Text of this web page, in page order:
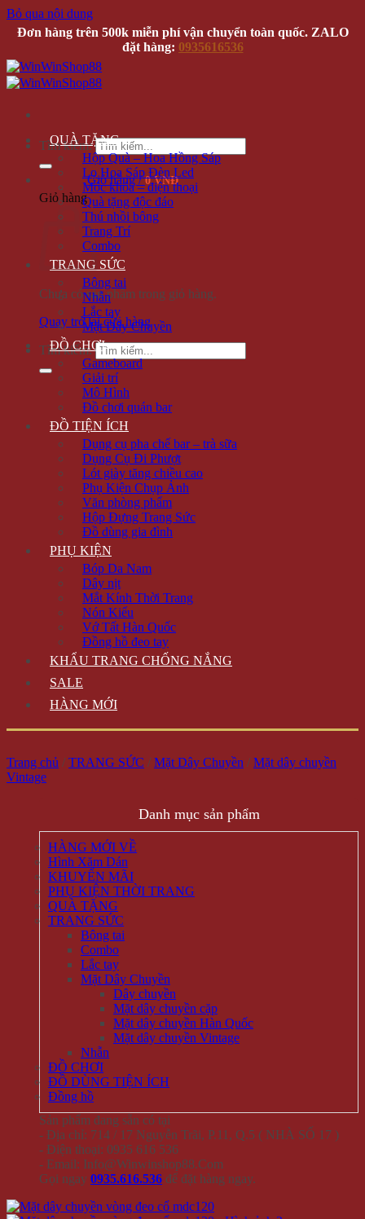
Bỏ qua nội dung
Đơn hàng trên 500k miễn phí vận chuyển toàn quốc. ZALO
đặt hàng: 0935616536
Tìm kiếm:
Giỏ hàng /0 VNĐ
Giỏ hàng
Chưa có sản phẩm trong giỏ hàng.
Quay trở lại cửa hàng
Tìm kiếm:
QUÀ TẶNG
Hộp Quà – Hoa Hồng Sáp
Lọ Hoa Sáp Đèn Led
Móc khóa – điện thoại
Quà tặng độc đáo
Thú nhồi bông
Trang Trí
Combo
TRANG SỨC
Bông tai
Nhẫn
Lắc tay
Mặt Dây Chuyền
ĐỒ CHƠI
Gameboard
Giải trí
Mô Hình
Đồ chơi quán bar
ĐỒ TIỆN ÍCH
Dụng cụ pha chế bar – trà sữa
Dụng Cụ Đi Phượt
Lót giày tăng chiều cao
Phụ Kiện Chụp Ảnh
Văn phòng phẩm
Hộp Đựng Trang Sức
Đồ dùng gia đình
PHỤ KIỆN
Bóp Da Nam
Dây nịt
Mắt Kính Thời Trang
Nón Kiểu
Vớ Tất Hàn Quốc
Đồng hồ đeo tay
KHẨU TRANG CHỐNG NẮNG
SALE
HÀNG MỚI
Trang chủ / TRANG SỨC / Mặt Dây Chuyền / Mặt dây chuyền
Vintage
Danh mục sản phẩm
HÀNG MỚI VỀ
Hình Xăm Dán
KHUYẾN MÃI
PHỤ KIỆN THỜI TRANG
QUÀ TẶNG
TRANG SỨC
Bông tai
Combo
Lắc tay
Mặt Dây Chuyền
Dây chuyền
Mặt dây chuyền cặp
Mặt dây chuyền Hàn Quốc
Mặt dây chuyền Vintage
Nhẫn
ĐỒ CHƠI
ĐỒ DÙNG TIỆN ÍCH
Đồng hồ
Sản phẩm đang sẵn có tại
- Địa chỉ: 714 / 17 Nguyễn Trãi, P.11, Q.5 ( NHÀ SỐ 17 )
- Điện thoại: 0935 616 536
- Email: Info@Winwinshop88.Com
Gọi ngay 0935.616.536 để đặt hàng ngay.